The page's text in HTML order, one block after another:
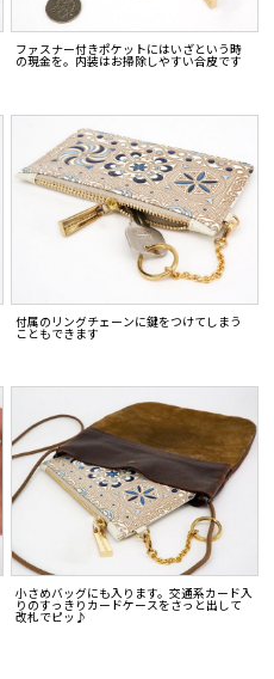
ファスナー付きポケットにはいざという時
の現金を。内装はお掃除しやすい合皮です
付属のリングチェーンに鍵をつけてしまう
こともできます
小さめバッグにも入ります。交通系カード入
りのすっきりカードケースをさっと出して
改札でピッ♪